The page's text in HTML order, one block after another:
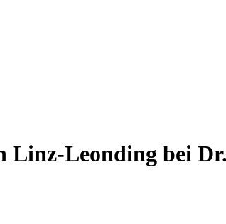
Linz-Leonding bei